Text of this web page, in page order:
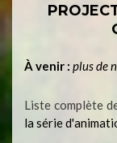
À venir : plus de
Liste complète
la série